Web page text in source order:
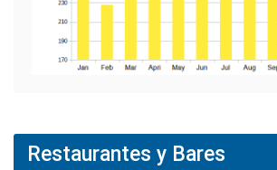
Restaurantes y Bares